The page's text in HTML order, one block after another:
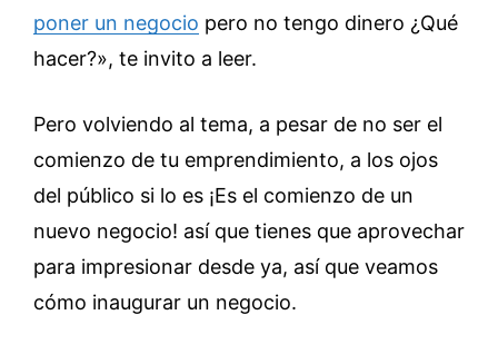
poner un negocio pero no tengo dinero ¿Qué
hacer?», te invito a leer.
Pero volviendo al tema, a pesar de no ser el
comienzo de tu emprendimiento, a los ojos
del público si lo es ¡Es el comienzo de un
nuevo negocio! así que tienes que aprovechar
para impresionar desde ya, así que veamos
cómo inaugurar un negocio.